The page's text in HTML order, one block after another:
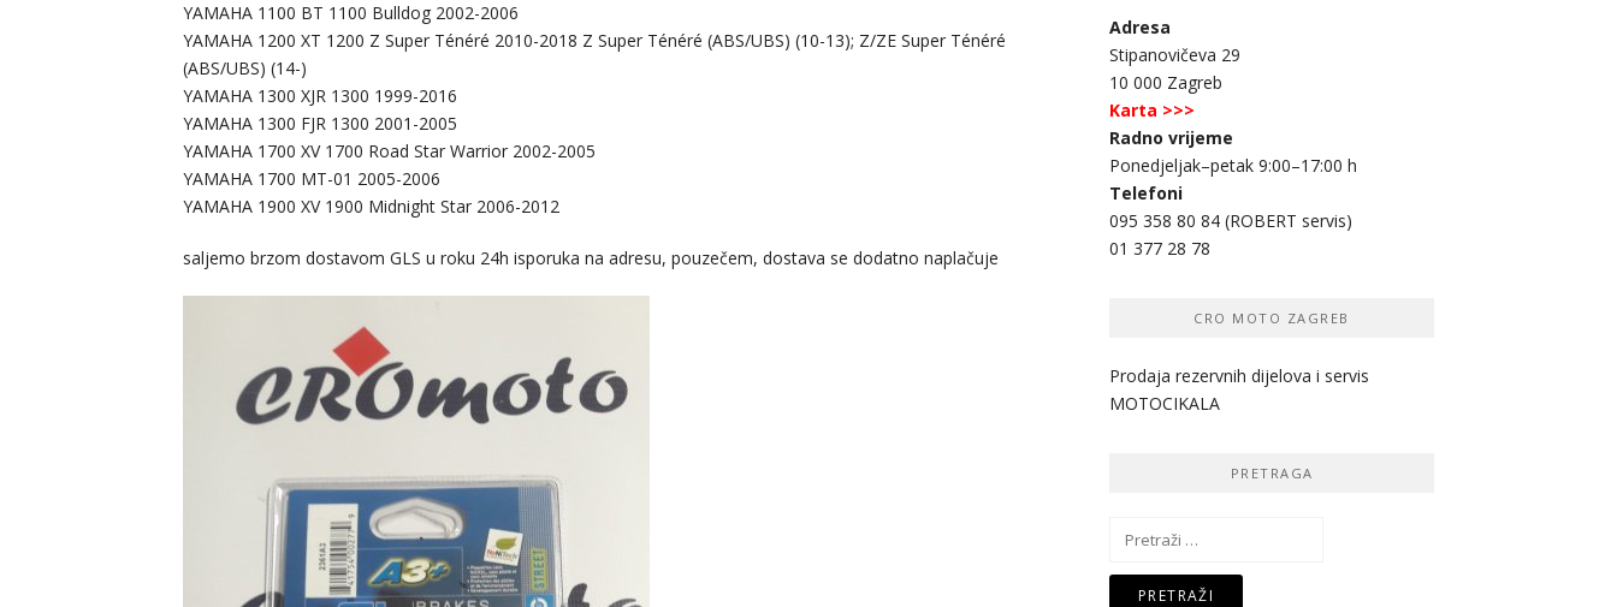
YAMAHA 1100 BT 1100 Bulldog 2002-2006
YAMAHA 1200 XT 1200 Z Super Ténéré 2010-2018 Z Super Ténéré (ABS/UBS) (10-13); Z/ZE Super Ténéré
(ABS/UBS) (14-)
YAMAHA 1300 XJR 1300 1999-2016
YAMAHA 1300 FJR 1300 2001-2005
YAMAHA 1700 XV 1700 Road Star Warrior 2002-2005
YAMAHA 1700 MT-01 2005-2006
YAMAHA 1900 XV 1900 Midnight Star 2006-2012
saljemo brzom dostavom GLS u roku 24h isporuka na adresu, pouzečem, dostava se dodatno naplačuje
Adresa
Stipanovičeva 29
10 000 Zagreb
Karta >>>
Radno vrijeme
Ponedjeljak–petak 9:00–17:00 h
Telefoni
095 358 80 84 (ROBERT servis)
01 377 28 78
CRO MOTO ZAGREB
Prodaja rezervnih dijelova i servis
MOTOCIKALA
PRETRAGA
Pretraži: